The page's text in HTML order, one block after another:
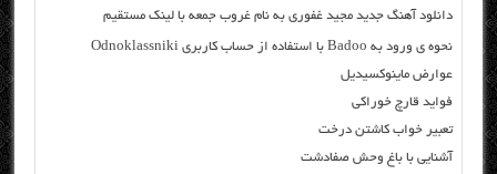
دانلود آهنگ جدید مجید غفوری به نام غروب جمعه با لینک مستقیم
نحوه ی ورود به Badoo با استفاده از حساب کاربری Odnoklassniki
عوارض ماینوکسیدیل
فواید قارچ خوراکی
تعبیر خواب کاشتن درخت
آشنایی با باغ وحش صفادشت